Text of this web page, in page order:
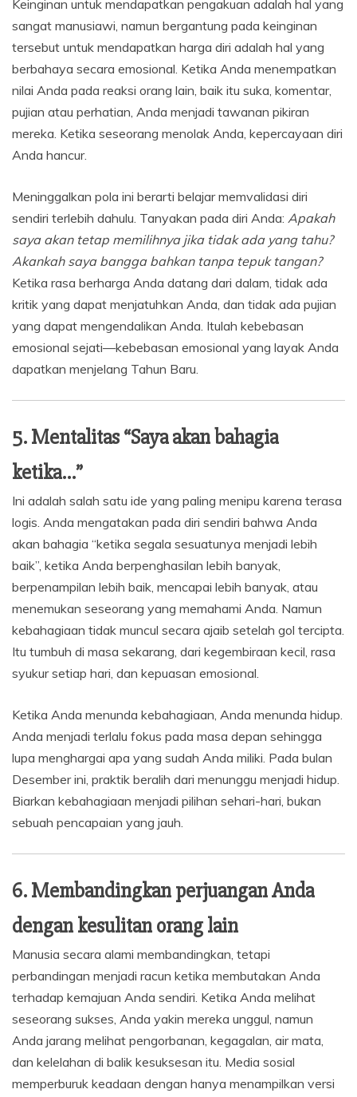
Keinginan untuk mendapatkan pengakuan adalah hal yang
sangat manusiawi, namun bergantung pada keinginan
tersebut untuk mendapatkan harga diri adalah hal yang
berbahaya secara emosional. Ketika Anda menempatkan
nilai Anda pada reaksi orang lain, baik itu suka, komentar,
pujian atau perhatian, Anda menjadi tawanan pikiran
mereka. Ketika seseorang menolak Anda, kepercayaan diri
Anda hancur.
Meninggalkan pola ini berarti belajar memvalidasi diri
sendiri terlebih dahulu. Tanyakan pada diri Anda: Apakah
saya akan tetap memilihnya jika tidak ada yang tahu?
Akankah saya bangga bahkan tanpa tepuk tangan?
Ketika rasa berharga Anda datang dari dalam, tidak ada
kritik yang dapat menjatuhkan Anda, dan tidak ada pujian
yang dapat mengendalikan Anda. Itulah kebebasan
emosional sejati—kebebasan emosional yang layak Anda
dapatkan menjelang Tahun Baru.
5. Mentalitas “Saya akan bahagia
ketika…”
Ini adalah salah satu ide yang paling menipu karena terasa
logis. Anda mengatakan pada diri sendiri bahwa Anda
akan bahagia “ketika segala sesuatunya menjadi lebih
baik”, ketika Anda berpenghasilan lebih banyak,
berpenampilan lebih baik, mencapai lebih banyak, atau
menemukan seseorang yang memahami Anda. Namun
kebahagiaan tidak muncul secara ajaib setelah gol tercipta.
Itu tumbuh di masa sekarang, dari kegembiraan kecil, rasa
syukur setiap hari, dan kepuasan emosional.
Ketika Anda menunda kebahagiaan, Anda menunda hidup.
Anda menjadi terlalu fokus pada masa depan sehingga
lupa menghargai apa yang sudah Anda miliki. Pada bulan
Desember ini, praktik beralih dari menunggu menjadi hidup.
Biarkan kebahagiaan menjadi pilihan sehari-hari, bukan
sebuah pencapaian yang jauh.
6. Membandingkan perjuangan Anda
dengan kesulitan orang lain
Manusia secara alami membandingkan, tetapi
perbandingan menjadi racun ketika membutakan Anda
terhadap kemajuan Anda sendiri. Ketika Anda melihat
seseorang sukses, Anda yakin mereka unggul, namun
Anda jarang melihat pengorbanan, kegagalan, air mata,
dan kelelahan di balik kesuksesan itu. Media sosial
memperburuk keadaan dengan hanya menampilkan versi